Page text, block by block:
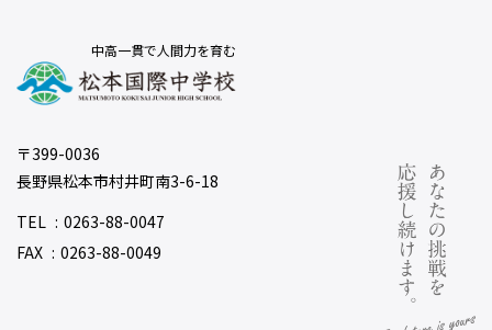
中高一貫で人間力を育む
〒399-0036
長野県松本市村井町南3-6-18
TEL
0263-88-0047
FAX
0263-88-0049